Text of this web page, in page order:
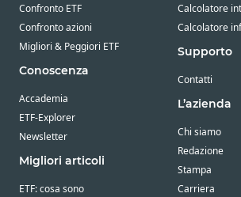
Confronto ETF
Confronto azioni
Migliori & Peggiori ETF
Conoscenza
Accademia
ETF-Explorer
Newsletter
Migliori articoli
ETF: cosa sono
Calcolatore
Calcolatore
Supporto
Contatti
L’azienda
Chi siamo
Redazione
Stampa
Carriera